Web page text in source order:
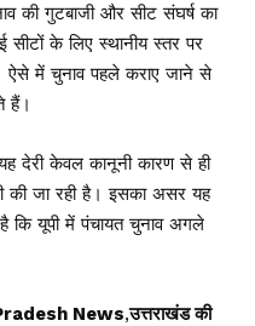
की गुटबाजी और सीट संघर्ष का
सीटों के लिए स्थानीय स्तर पर
में चुनाव पहले कराए जाने से
हैं।
देरी केवल कानूनी कारण से ही
की जा रही है। इसका असर यह
कि यूपी में पंचायत चुनाव अगले
News,उत्तराखंड की